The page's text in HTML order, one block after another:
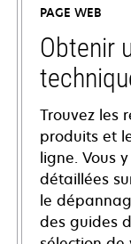
PAGE WEB
Obtenir
Trouvez les
produits et
ligne. Vous
détaillées
le
des guides